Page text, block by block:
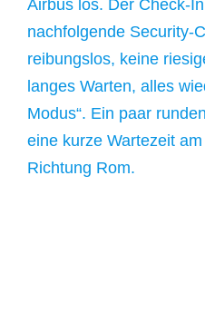
Airbus los. Der Check-
nachfolgende Security-
reibungslos, keine
langes Warten, alles
Modus“. Ein paar
eine kurze Wartezeit
Richtung Rom.